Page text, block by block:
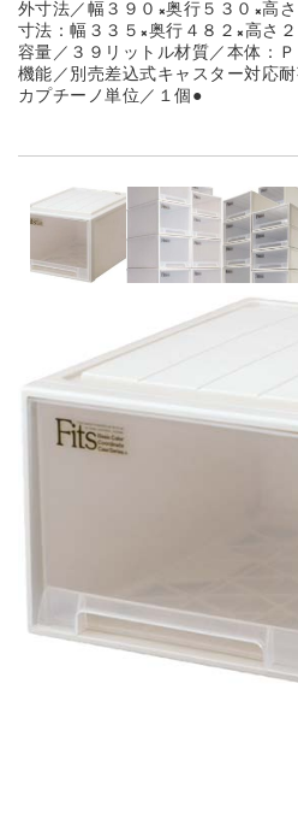
外寸法／幅３９０×奥行５３０×高
寸法：幅３３５×奥行４８２×高さ
容量／３９リットル材質／本体：
機能／別売差込式キャスター対応
カプチーノ単位／１個●